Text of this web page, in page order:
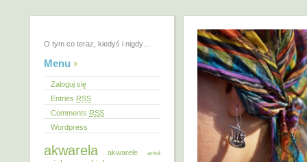
O tym co teraz, kiedyś i nigdy…
Menu
Zaloguj się
Entries RSS
Comments RSS
Wordpress
akwarela akwarele anioł